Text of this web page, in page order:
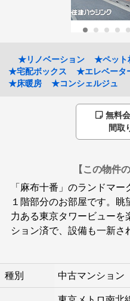
★リノベーション ★ペット
★宅配ボックス
★エレベータ
★床暖房
★コンシェルジュ
無料
間取
【この物件
「麻布十番」のランドマ
１階部分のお部屋です。
力ある東京タワービューを
ション済で、設備も一新さ
種別 中古マンション